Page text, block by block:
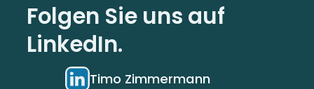
Folgen Sie uns auf
LinkedIn.
Timo Zimmermann